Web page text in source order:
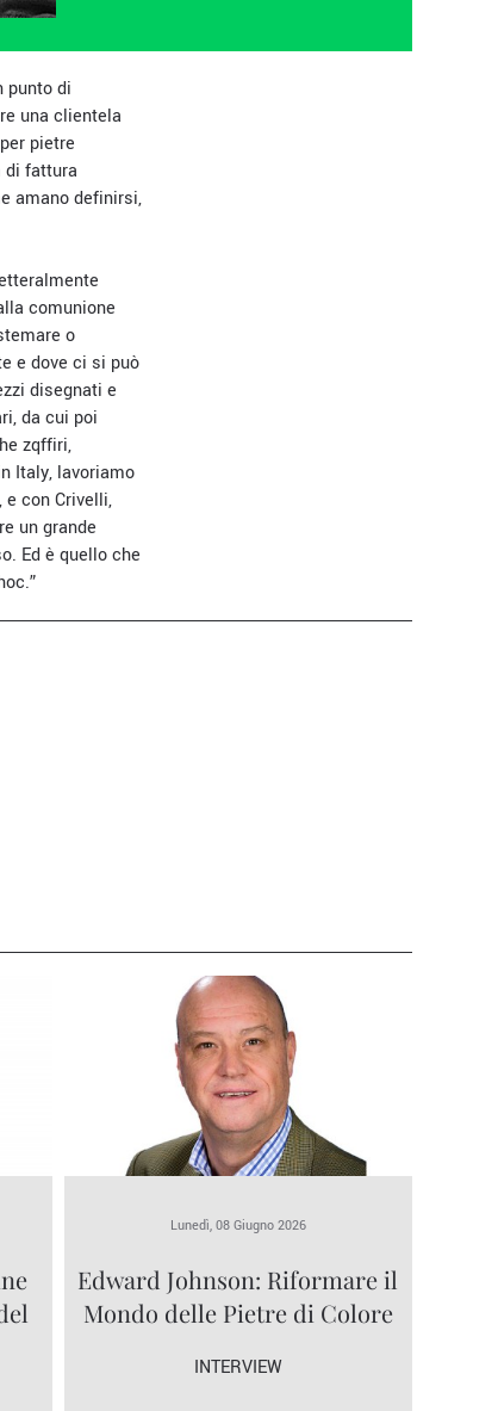
punto di
una clientela
pietre
di fattura
amano definirsi,
comunione
o
e dove ci si può
disegnati e
da cui poi
zqffiri,
Italy, lavoriamo
con Crivelli,
un grande
Ed è quello che
Lunedì, 08 Giugno 2026
Edward Johnson: Riformare il
Mondo delle Pietre di Colore
INTERVIEW